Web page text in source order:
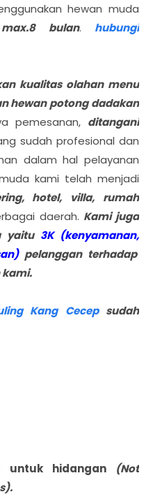
hewan muda
bulan. hubungi
kualitas olahan menu
hewan potong dadakan
pemesanan, ditangani
sudah profesional dan
dalam hal pelayanan
kami telah menjadi
hotel, villa, rumah
daerah. Kami juga
yaitu3K (kenyamanan,
pelanggan terhadap
kami.
Kang Cecepsudah
untuk hidangan(Not